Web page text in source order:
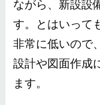
ながら、新設設
す。
とはいって
非常に低いので
設計や図面作成
ます。